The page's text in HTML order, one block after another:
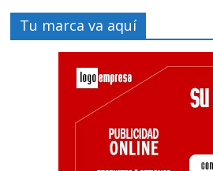
Tu marca va aquí